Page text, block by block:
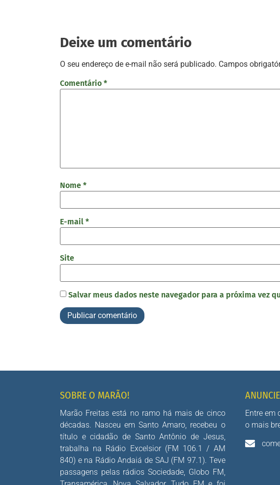
Deixe um comentário
O seu endereço de e-mail não será publicado. Campos
Comentário *
Nome *
E-mail *
Site
Salvar meus dados neste navegador para a próxima vez
SOBRE O MARÃO!
Marão Freitas está no ramo há mais de cinco
décadas. Nasceu em Santo Amaro, recebeu o
título e cidadão de Santo Antônio de Jesus,
trabalha na Rádio Excelsior (FM 106.1 / AM
840) e na Rádio Andaiá de SAJ (FM 97.1). Teve
passagens pelas rádios Sociedade, Globo FM,
Entre em
o mais